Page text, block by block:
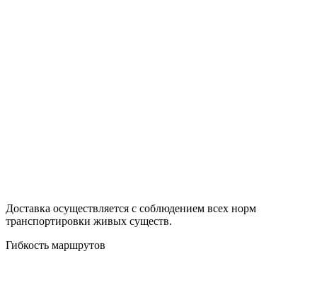
Доставка осуществляется с соблюдением всех норм
транспортировки живых существ.
Гибкость маршрутов